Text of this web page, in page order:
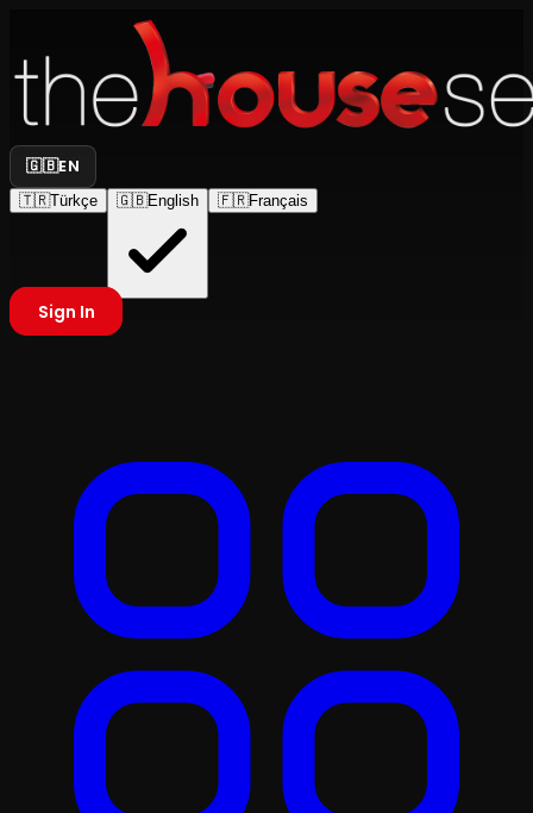
🇬🇧EN
🇹🇷Türkçe 🇬🇧English 🇫🇷Français
Sign In